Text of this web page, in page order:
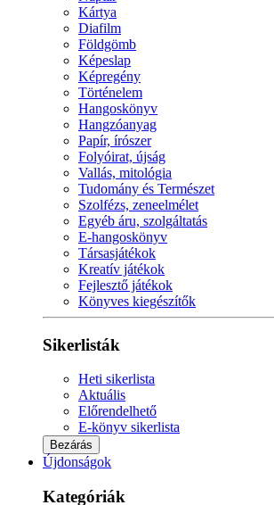
Kártya
Diafilm
Földgömb
Képeslap
Képregény
Történelem
Hangoskönyv
Hangzóanyag
Papír, írószer
Folyóirat, újság
Vallás, mitológia
Tudomány és Természet
Szolfézs, zeneelmélet
Egyéb áru, szolgáltatás
E-hangoskönyv
Társasjátékok
Kreatív játékok
Fejlesztő játékok
Könyves kiegészítők
Sikerlisták
Heti sikerlista
Aktuális
Előrendelhető
E-könyv sikerlista
Bezárás
Újdonságok
Kategóriák